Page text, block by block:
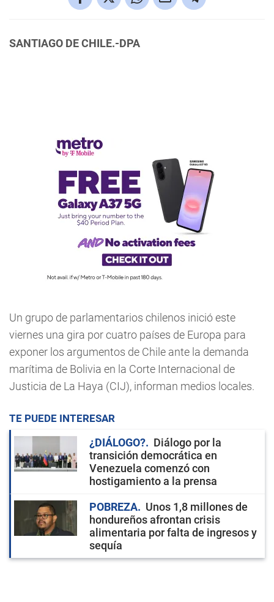
SANTIAGO DE CHILE.-DPA
Un grupo de parlamentarios chilenos inició este
viernes una gira por cuatro países de Europa para
exponer los argumentos de Chile ante la demanda
marítima de Bolivia en la Corte Internacional de
Justicia de La Haya (CIJ), informan medios locales.
TE PUEDE INTERESAR
¿DIÁLOGO?
Diálogo por la
transición democrática en
Venezuela comenzó con
hostigamiento a la prensa
POBREZA
Unos 1,8 millones de
hondureños afrontan crisis
alimentaria por falta de ingresos y
sequía